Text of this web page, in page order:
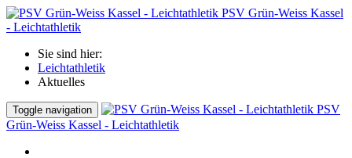
PSV Grün-Weiss Kassel
- Leichtathletik
Sie sind hier:
Leichtathletik
Aktuelles
Toggle navigation
PSV
Grün-Weiss Kassel - Leichtathletik